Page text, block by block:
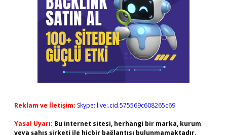
Reklam ve İletişim: Skype: live:.cid.575569c608265c69
Yasal Uyarı: Bu internet sitesi, herhangi bir marka, kurum
veya şahıs şirketi ile hiçbir bağlantısı bulunmamaktadır.